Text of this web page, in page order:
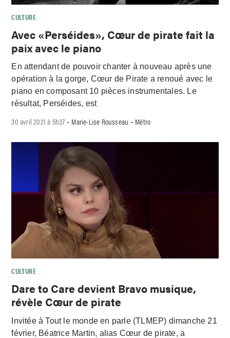
CULTURE
Avec «Perséides», Cœur de pirate fait la
paix avec le piano
En attendant de pouvoir chanter à nouveau après une
opération à la gorge, Cœur de Pirate a renoué avec le
piano en composant 10 pièces instrumentales. Le
résultat, Perséides, est
30 avril 2021 à 5h37 - Marie-Lise Rousseau - Métro
CULTURE
Dare to Care devient Bravo musique,
révèle Cœur de pirate
Invitée à Tout le monde en parle (TLMEP) dimanche 21
février, Béatrice Martin, alias Cœur de pirate, a